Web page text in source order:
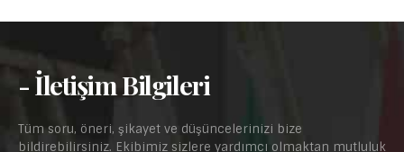
- İletişim Bilgileri
Tüm soru, öneri, şikayet ve düşüncelerinizi bize
bildirebilirsiniz. Ekibimiz sizlere yardımcı olmaktan mutluluk